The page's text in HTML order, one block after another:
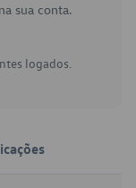
sua conta.
logados.